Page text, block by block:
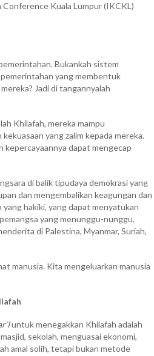
Kuala Lumpur (IKCKL)
Bukankah sistem
yang membentuk
Jadi di tangannyalah
Khilafah, mereka mampu
yang zalim kepada mereka.
kepercayaannya dapat mengecap
di balik tipudaya demokrasi yang
dan mengembalikan keagungan dan
hakiki, yang dapat menyatukan
yang menunggu-nunggu,
di Palestina, Myanmar, Suriah,
manusia. Kita mengeluarkan manusia
untuk menegakkan Khilafah adalah
sekolah, menguasai ekonomi,
amal solih, tetapi bukan metode